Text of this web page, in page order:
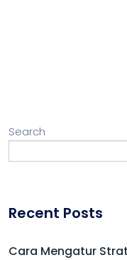
Search
Recent Posts
Cara Mengatur